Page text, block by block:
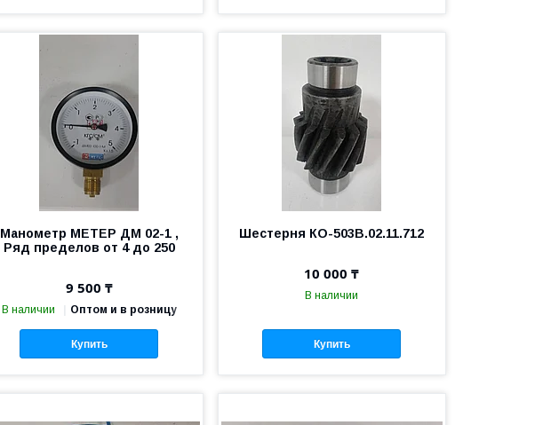
Манометр МЕТЕР ДМ 02-1 ,
Ряд пределов от 4 до 250
9 500 ₸
В наличии Оптом и в розницу
Купить
Шестерня КО-503В.02.11.712
10 000 ₸
В наличии
Купить